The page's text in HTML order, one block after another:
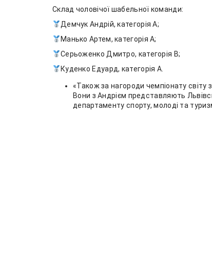
Склад чоловічої шабельної команди:
Демчук Андрій, категорія А;
Манько Артем, категорія А;
Серьоженко Дмитро, категорія В;
Куденко Едуард, категорія А.
«Також за нагороди чемпіонату світу
Вони з Андрієм представляють
департаменту спорту, молоді та